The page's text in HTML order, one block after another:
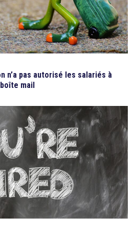
n’a pas autorisé les salariés à
mail